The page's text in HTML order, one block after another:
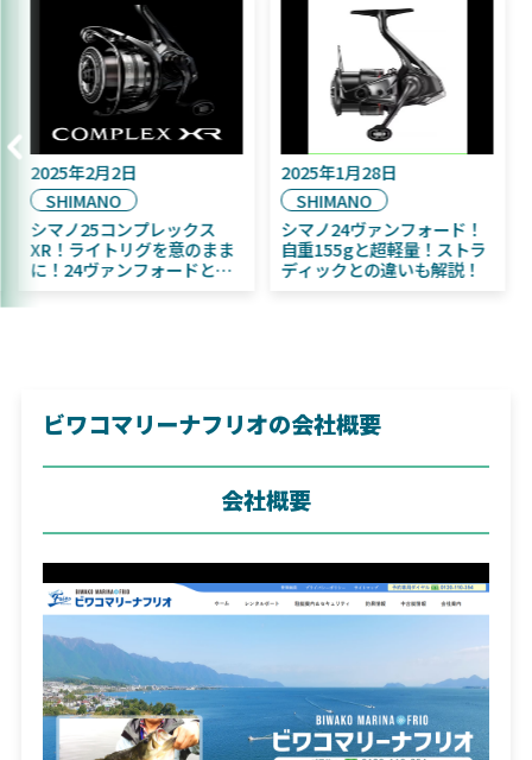
年9月16日
年11月発売予定！
ふく魚／ちびふく魚
ッグベイト初心者にお
2025年2月2日
SHIMANO
シマノ25コンプレックス
XR！ライトリグを意のまま
に！24ヴァンフォードとの
自重
ビワコマリーナフリオの会社概要
会社概要